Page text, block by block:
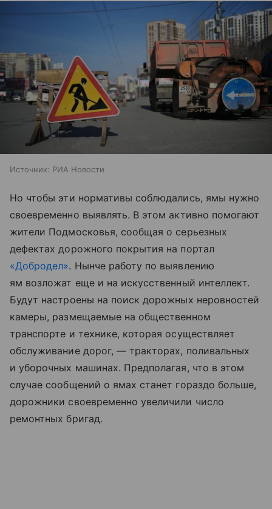
Источник: РИА Новости
Но чтобы эти нормативы соблюдались, ямы нужно
своевременно выявлять. В этом активно помогают
жители Подмосковья, сообщая о серьезных
дефектах дорожного покрытия на портал
«Добродел». Нынче работу по выявлению
ям возложат еще и на искусственный интеллект.
Будут настроены на поиск дорожных неровностей
камеры, размещаемые на общественном
транспорте и технике, которая осуществляет
обслуживание дорог, — тракторах, поливальных
и уборочных машинах. Предполагая, что в этом
случае сообщений о ямах станет гораздо больше,
дорожники своевременно увеличили число
ремонтных бригад.